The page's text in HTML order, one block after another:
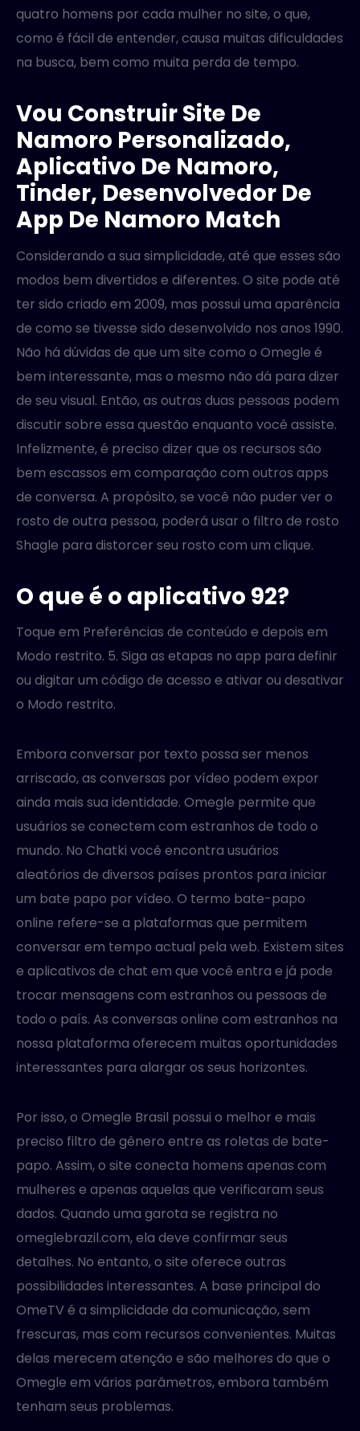
quatro homens por cada mulher no site, o que,
como é fácil de entender, causa muitas dificuldades
na busca, bem como muita perda de tempo.
Vou Construir Site De
Namoro Personalizado,
Aplicativo De Namoro,
Tinder, Desenvolvedor De
App De Namoro Match
Considerando a sua simplicidade, até que esses são
modos bem divertidos e diferentes. O site pode até
ter sido criado em 2009, mas possui uma aparência
de como se tivesse sido desenvolvido nos anos 1990.
Não há dúvidas de que um site como o Omegle é
bem interessante, mas o mesmo não dá para dizer
de seu visual. Então, as outras duas pessoas podem
discutir sobre essa questão enquanto você assiste.
Infelizmente, é preciso dizer que os recursos são
bem escassos em comparação com outros apps
de conversa. A propósito, se você não puder ver o
rosto de outra pessoa, poderá usar o filtro de rosto
Shagle para distorcer seu rosto com um clique.
O que é o aplicativo 92?
Toque em Preferências de conteúdo e depois em
Modo restrito. 5. Siga as etapas no app para definir
ou digitar um código de acesso e ativar ou desativar
o Modo restrito.
Embora conversar por texto possa ser menos
arriscado, as conversas por vídeo podem expor
ainda mais sua identidade. Omegle permite que
usuários se conectem com estranhos de todo o
mundo. No Chatki você encontra usuários
aleatórios de diversos países prontos para iniciar
um bate papo por vídeo. O termo bate-papo
online refere-se a plataformas que permitem
conversar em tempo actual pela web. Existem sites
e aplicativos de chat em que você entra e já pode
trocar mensagens com estranhos ou pessoas de
todo o país. As conversas online com estranhos na
nossa plataforma oferecem muitas oportunidades
interessantes para alargar os seus horizontes.
Por isso, o Omegle Brasil possui o melhor e mais
preciso filtro de gênero entre as roletas de bate-
papo. Assim, o site conecta homens apenas com
mulheres e apenas aquelas que verificaram seus
dados. Quando uma garota se registra no
omeglebrazil.com, ela deve confirmar seus
detalhes. No entanto, o site oferece outras
possibilidades interessantes. A base principal do
OmeTV é a simplicidade da comunicação, sem
frescuras, mas com recursos convenientes. Muitas
delas merecem atenção e são melhores do que o
Omegle em vários parâmetros, embora também
tenham seus problemas.